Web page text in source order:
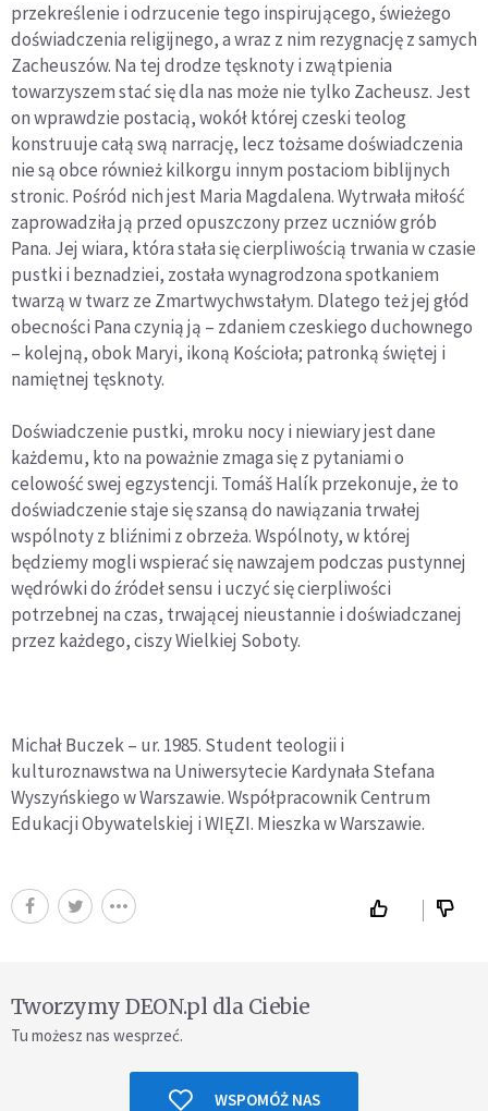
przekreślenie i odrzucenie tego inspirującego, świeżego
doświadczenia religijnego, a wraz z nim rezygnację z samych
Zacheuszów. Na tej drodze tęsknoty i zwątpienia
towarzyszem stać się dla nas może nie tylko Zacheusz. Jest
on wprawdzie postacią, wokół której czeski teolog
konstruuje całą swą narrację, lecz tożsame doświadczenia
nie są obce również kilkorgu innym postaciom biblijnych
stronic. Pośród nich jest Maria Magdalena. Wytrwała miłość
zaprowadziła ją przed opuszczony przez uczniów grób
Pana. Jej wiara, która stała się cierpliwością trwania w czasie
pustki i beznadziei, została wynagrodzona spotkaniem
twarzą w twarz ze Zmartwychwstałym. Dlatego też jej głód
obecności Pana czynią ją – zdaniem czeskiego duchownego
– kolejną, obok Maryi, ikoną Kościoła; patronką świętej i
namiętnej tęsknoty.
Doświadczenie pustki, mroku nocy i niewiary jest dane
każdemu, kto na poważnie zmaga się z pytaniami o
celowość swej egzystencji. Tomáš Halík przekonuje, że to
doświadczenie staje się szansą do nawiązania trwałej
wspólnoty z bliźnimi z obrzeża. Wspólnoty, w której
będziemy mogli wspierać się nawzajem podczas pustynnej
wędrówki do źródeł sensu i uczyć się cierpliwości
potrzebnej na czas, trwającej nieustannie i doświadczanej
przez każdego, ciszy Wielkiej Soboty.
Michał Buczek – ur. 1985. Student teologii i
kulturoznawstwa na Uniwersytecie Kardynała Stefana
Wyszyńskiego w Warszawie. Współpracownik Centrum
Edukacji Obywatelskiej i WIĘZI. Mieszka w Warszawie.
Tworzymy DEON.pl dla Ciebie
Tu możesz nas wesprzeć.
WSPOMÓŻ NAS